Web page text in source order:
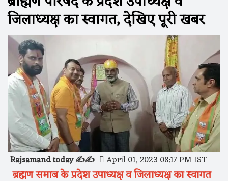
जिलाध्यक्ष का स्वागत, देखिए पूरी खबर
Rajsamand today ✍️✍️ April 01, 2023 08:17 PM IST
ब्रह्मण समाज के प्रदेश उपाध्यक्ष व जिलाध्यक्ष का स्वागत